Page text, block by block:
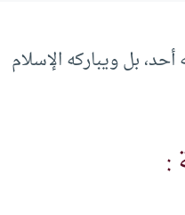
بل ويباركه الإسلام
: